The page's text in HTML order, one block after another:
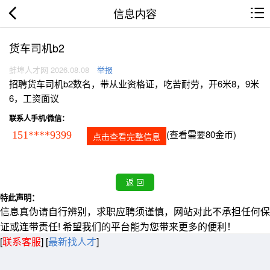
信息内容
货车司机b2
蚌埠人才网 2026.08.08 举报
招聘货车司机b2数名，带从业资格证，吃苦耐劳，开6米8，9米
6，工资面议
联系人手机/微信：
151****9399 点击查看完整信息 (查看需要80金币)
特此声明：
信息真伪请自行辨别，求职应聘须谨慎，网站对此不承担任何保
证或连带责任! 希望我们的平台能为您带来更多的便利！
[联系客服] [最新找人才]